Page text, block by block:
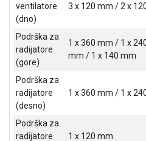
ventilatore
(dno)
3 x 120 mm / 2 x
Podrška za
radijatore
(gore)
1 x 360 mm / 1 x
mm / 1 x 140 mm
Podrška za
radijatore
(desno)
1 x 360 mm / 1 x
Podrška za
radijatore
1 x 120 mm